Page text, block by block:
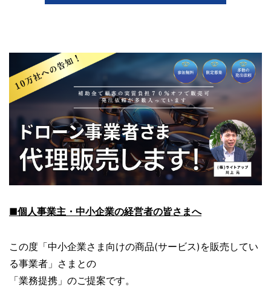
■個人事業主・中小企業の経営者の皆さまへ
この度「中小企業さま向けの商品(サービス)を販売してい
る事業者」さまとの
「業務提携」のご提案です。